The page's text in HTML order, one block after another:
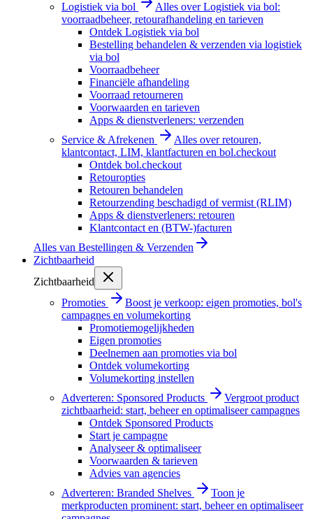
Logistiek via bol
Alles over Logistiek via bol:
voorraadbeheer, retourafhandeling en tarieven
Ontdek Logistiek via bol
Bestelling behandelen & verzenden via logistiek
via bol
Voorraadbeheer
Financiële afhandeling
Voorraad retourneren
Voorwaarden en tarieven
Apps & dienstverleners: verzenden
Service & Afrekenen
Alles over retouren,
klantcontact, LIM, klantfacturen en bol.checkout
Ontdek bol.checkout
Retouropties
Retouren behandelen
Retourzending beschadigd of vermist (RLIM)
Apps & dienstverleners: retouren
Klantcontact en (BTW-)facturen
Alles van Bestellingen & Verzenden
Zichtbaarheid
Zichtbaarheid
Promoties
Boost je verkoop: eigen promoties, bol's
campagnes en volumekorting
Promotiemogelijkheden
Eigen promoties
Deelnemen aan promoties via bol
Ontdek volumekorting
Volumekorting instellen
Adverteren: Sponsored Products
Vergroot product
zichtbaarheid: start, beheer en optimaliseer campagnes
Ontdek Sponsored Products
Start je campagne
Analyseer & optimaliseer
Voorwaarden & tarieven
Advies van agencies
Adverteren: Branded Shelves
Toon je
merkproducten prominent: start, beheer en optimaliseer